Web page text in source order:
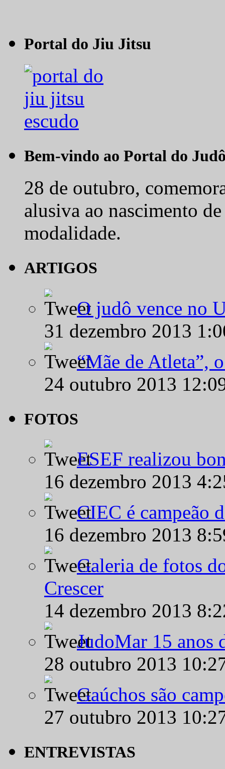
Portal do Jiu Jitsu
Bem-vindo ao Portal do
28 de outubro,
alusiva ao nascimento
modalidade.
ARTIGOS
O judô vence no
31 dezembro 2013
“Mãe de Atleta”,
24 outubro 2013
FOTOS
ESEF realizou
16 dezembro 2013
CIEC é campeão
16 dezembro 2013
Galeria de fotos
Crescer
14 dezembro 2013
JudoMar 15 anos
28 outubro 2013
Gaúchos são
27 outubro 2013
ENTREVISTAS